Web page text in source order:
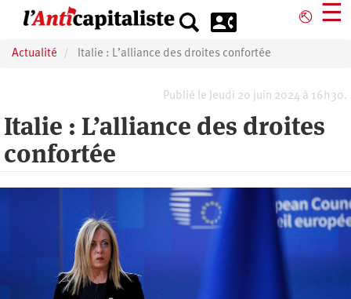
principal
⎋ ☰
Actualité Italie : L’alliance des droites confortée
Publié le Jeudi 20 juin 2024 à 16h30.
Italie : L’alliance des droites
confortée